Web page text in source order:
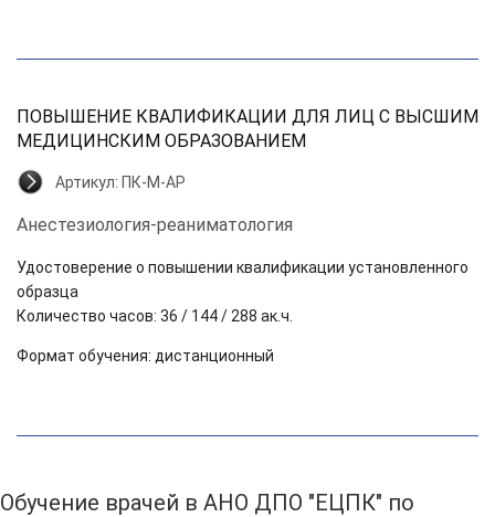
ПОВЫШЕНИЕ КВАЛИФИКАЦИИ ДЛЯ ЛИЦ С ВЫСШИМ
МЕДИЦИНСКИМ ОБРАЗОВАНИЕМ
Артикул: ПК-М-АР
Анестезиология-реаниматология
Удостоверение о повышении квалификации установленного
образца
Количество часов: 36 / 144/ 288 ак.ч.
Формат обучения: дистанционный
Обучение врачей в АНО ДПО "ЕЦПК" по